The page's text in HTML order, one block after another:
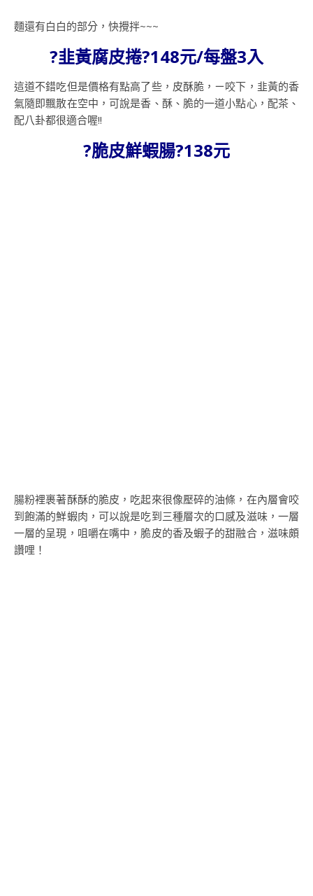
麵還有白白的部分，快攪拌~~~
?韭黃腐皮捲?148元/每盤3入
這道不錯吃但是價格有點高了些，皮酥脆，ㄧ咬下，韭黃的香
氣隨即飄散在空中，可說是香、酥、脆的一道小點心，配茶、
配八卦都很適合喔!!
?脆皮鮮蝦腸?138元
腸粉裡裹著酥酥的脆皮，吃起來很像壓碎的油條，在內層會咬
到飽滿的鮮蝦肉，可以說是吃到三種層次的口感及滋味，一層
一層的呈現，咀嚼在嘴中，脆皮的香及蝦子的甜融合，滋味頗
讚哩！